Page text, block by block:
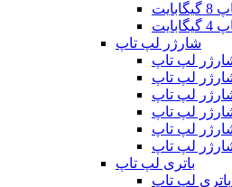
شارژر لپ تاپ
باتری لپ تاپ